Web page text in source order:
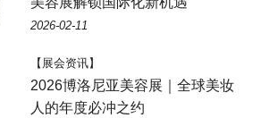
2026-02-11
【展会资讯】
2026博洛尼亚美容展｜全球美妆
人的年度必冲之约